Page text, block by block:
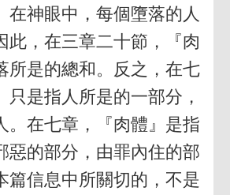
在神眼中，每個墮落的人
此，在三章二十節，『肉
所是的總和。反之，在七
只是指人所是的一部分，
。在七章，『肉體』是指
惡的部分，由罪內住的部
篇信息中所關切的，不是